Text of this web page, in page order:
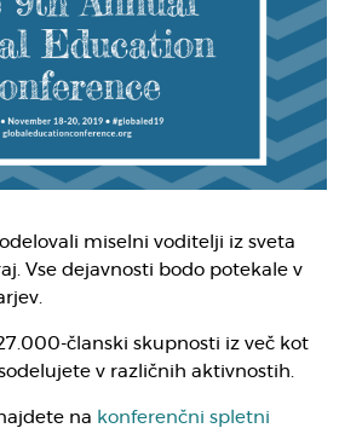
miselni voditelji iz sveta
Vse dejavnosti bodo potekale v
članski skupnosti iz več kot
v različnih aktivnostih.
na konferenčni spletni